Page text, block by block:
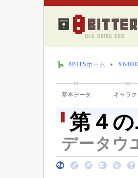
8BITSホーム
基本データ キャラク
第４
データウ